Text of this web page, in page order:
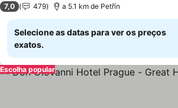
7,0 479 a 5.1 km de Petřín
Selecione as datas para ver os preços
exatos.
Escolha popular